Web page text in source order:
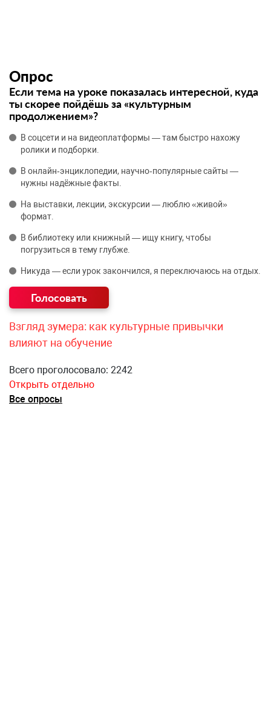
Опрос
Если тема на уроке показалась интересной, куда
ты скорее пойдёшь за «культурным
продолжением»?
В соцсети и на видеоплатформы — там быстро нахожу
ролики и подборки.
В онлайн‑энциклопедии, научно‑популярные сайты —
нужны надёжные факты.
На выставки, лекции, экскурсии — люблю «живой»
формат.
В библиотеку или книжный — ищу книгу, чтобы
погрузиться в тему глубже.
Никуда — если урок закончился, я переключаюсь на отдых.
Взгляд зумера: как культурные привычки
влияют на обучение
Всего проголосовало: 2242
Открыть отдельно
Все опросы